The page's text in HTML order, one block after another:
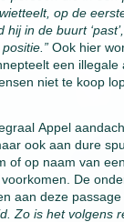
op de
in de buurt
Ook hier
een illegale
niet te koop
Appel
ook aan dure
of op naam van
De
aan deze passage
Zo is het volgens